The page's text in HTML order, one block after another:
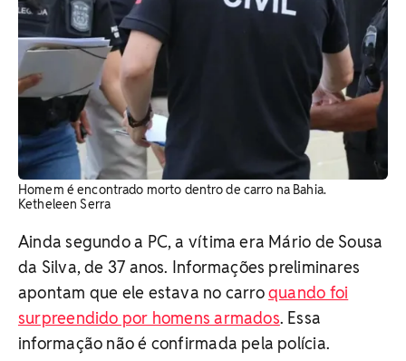
Homem é encontrado morto dentro de carro na Bahia.
Ketheleen Serra
Ainda segundo a PC, a vítima era Mário de Sousa
da Silva, de 37 anos. Informações preliminares
apontam que ele estava no carroquando foi
surpreendido por homens armados. Essa
informação não é confirmada pela polícia.